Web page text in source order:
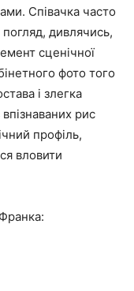
Співачка часто
погляд, дивлячись,
сценічної
фото того
і злегка
рис
профіль,
вловити